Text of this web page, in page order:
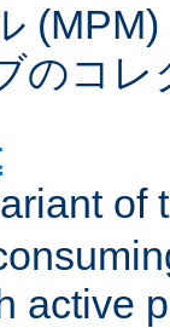
のコレ
of
active